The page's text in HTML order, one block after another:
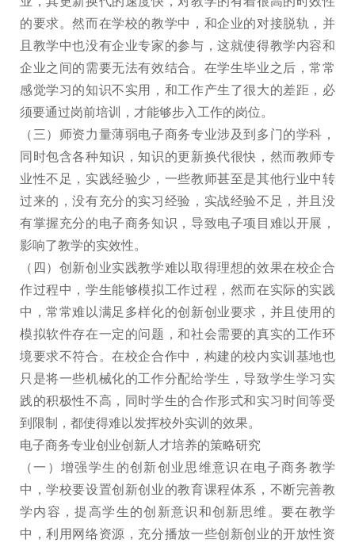
的要求。然而在学校的教学中，和企业的对接脱轨，并
且教学中也没有企业专家的参与，这就使得教学内容和
企业之间的需要无法有效结合。在学生毕业之后，常常
感觉学习的知识不实用，和工作产生了很大的差距，必
须要通过岗前培训，才能够步入工作的岗位。
（三）师资力量薄弱电子商务专业涉及到多门的学科，
同时包含各种知识，知识的更新换代很快，然而教师专
业性不足，实践经验少，一些教师甚至是其他行业中转
过来的，没有充分的实习经验，实战经验不足，并且没
有掌握充分的电子商务知识，导致电子项目难以开展，
影响了教学的实效性。
（四）创新创业实践教学难以取得理想的效果在校企合
作过程中，学生能够模拟工作过程，然而在实际的实践
中，常常难以满足多样化的创新创业要求，并且使用的
模拟软件存在一定的问题，和社会需要的真实的工作环
境要求不符合。在校企合作中，构建的校内实训基地也
只是将一些机械化的工作分配给学生，导致学生学习实
践的积极性不高，同时学生的合作形式和实习时间等受
到限制，都使得难以发挥校外实训的效果。
电子商务专业创业创新人才培养的策略研究
（一）增强学生的创新创业思维意识在电子商务教学
中，学校要设置创新创业的教育课程体系，不断完善教
学内容，提高学生的创新意识和创新思维。要在教学
中，利用网络资源，充分播放一些创新创业的开放性资